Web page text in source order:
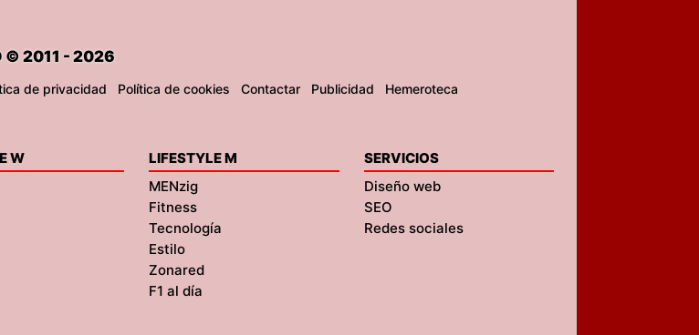
© 2011 - 2026
de privacidad Política de cookies Contactar Publicidad Hemeroteca
W
LIFESTYLE M
MENzig
Fitness
Tecnología
Estilo
Zonared
F1 al día
SERVICIOS
Diseño web
SEO
Redes sociales